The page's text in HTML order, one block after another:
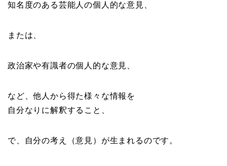
知名度のある芸能人の個人的な意見、
または、
政治家や有識者の個人的な意見、
など、他人から得た様々な情報を
自分なりに解釈すること、
で、自分の考え（意見）が生まれるのです。